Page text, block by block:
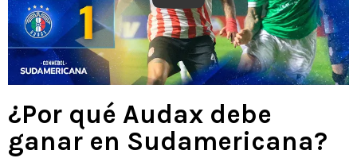
¿Por qué Audax debe
ganar en Sudamericana?